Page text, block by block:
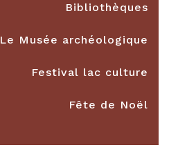
Bibliothèques
Le Musée archéologique
Festival lac culture
Fête de Noël